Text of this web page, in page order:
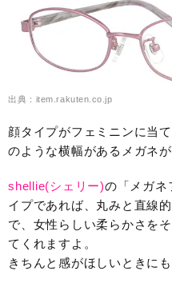
出典：item.rakuten.co.jp
顔タイプがフェミニンに当
のような横幅があるメガネが
shellie(シェリー)の「メガネ
イプであれば、丸みと直線
で、女性らしい柔らかさを
てくれますよ。
きちんと感がほしいときに